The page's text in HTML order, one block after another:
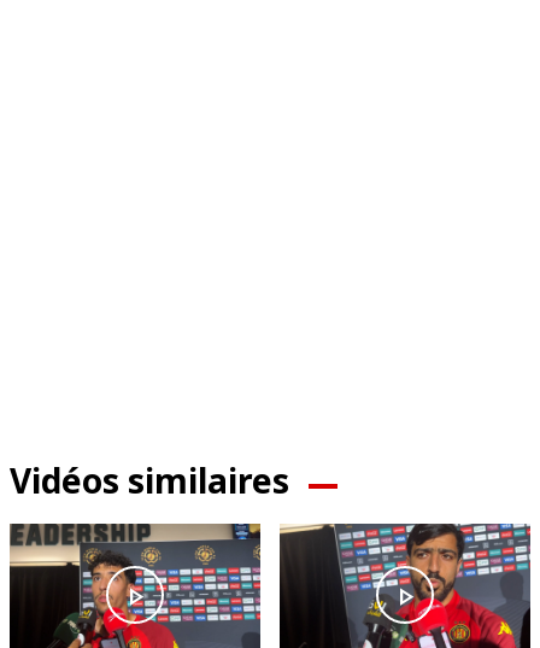
Vidéos similaires
play_arrow play_arrow